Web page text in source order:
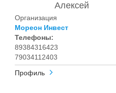
Алексей
Организация
Мореон Инвест
Телефоны:
89384316423
79034112403
Профиль